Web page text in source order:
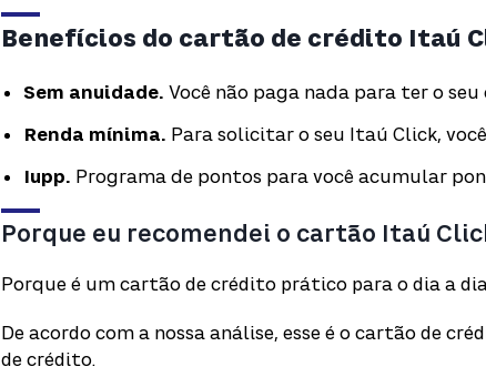
Benefícios do cartão de crédito Itaú
Sem anuidade. Você não paga nada para ter o
Renda mínima. Para solicitar o seu Itaú Click,
Iupp. Programa de pontos para você acumular
Porque eu recomendei o cartão Itaú
Porque é um cartão de crédito prático para o dia a
De acordo com a nossa análise, esse é o cartão de
de crédito.